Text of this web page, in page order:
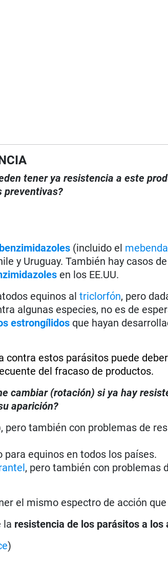
tener ya resistencia a este
preventivas?
benzimidazoles (incluido el
y Uruguay. También hay casos
en los EE.UU.
equinos altriclorfón, pero
algunas especies, no es de
estrongílidos que hayan
estos parásitos puede
del fracaso de productos.
cambiar (rotación) si ya hay
aparición?
pero también con problemas de
para equinos en todos los países.
, pero también con problemas
el mismo espectro de acción
la resistencia de los parásitos a
)